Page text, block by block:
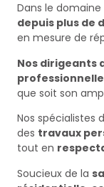
Dans le
depuis plus de
en mesure de
Nos dirigeants
professionnelle
que soit son
Nos spécialistes
des travaux
tout en
Soucieux de la